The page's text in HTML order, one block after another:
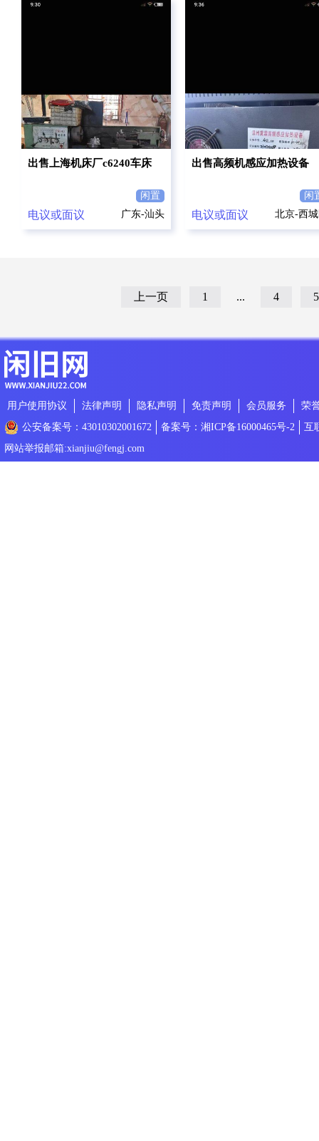
出售上海机床厂c6240车床
闲置
电议或面议 广东-汕头
出售高频机感应加热设备
闲
电议或面议 北京-西
上一页 1 ... 4 5
用户使用协议 法律声明 隐私声明 免责声明 会员服务
荣
公安备案号：43010302001672
备案号：湘ICP备16000465号-2
互
网站举报邮箱:xianjiu@fengj.com